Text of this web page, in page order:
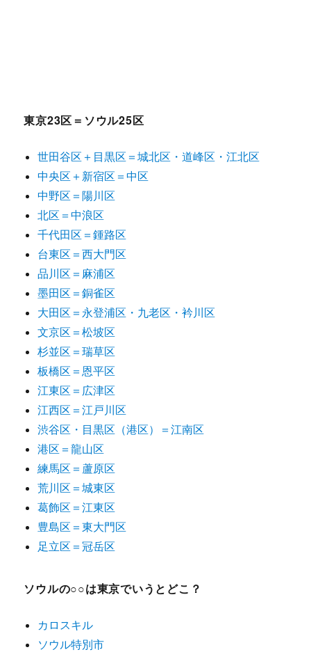
東京23区＝ソウル25区
世田谷区＋目黒区＝城北区・道峰区・江北区
中央区＋新宿区＝中区
中野区＝陽川区
北区＝中浪区
千代田区＝鍾路区
台東区＝西大門区
品川区＝麻浦区
墨田区＝銅雀区
大田区＝永登浦区・九老区・衿川区
文京区＝松坡区
杉並区＝瑞草区
板橋区＝恩平区
江東区＝広津区
江西区＝江戸川区
渋谷区・目黒区（港区）＝江南区
港区＝龍山区
練馬区＝蘆原区
荒川区＝城東区
葛飾区＝江東区
豊島区＝東大門区
足立区＝冠岳区
ソウルの○○は東京でいうとどこ？
カロスキル
ソウル特別市